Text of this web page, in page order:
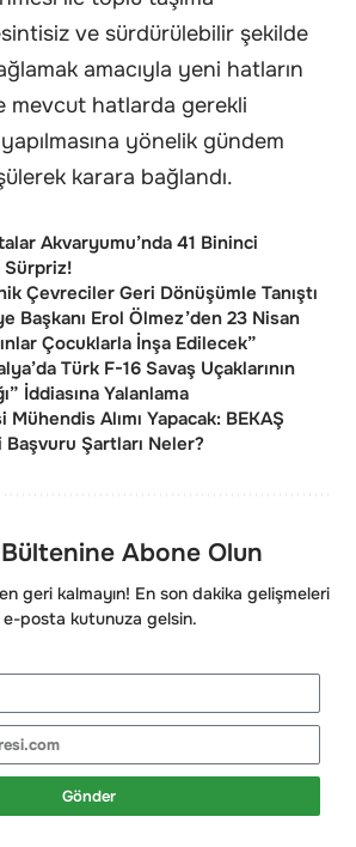
ve sürdürülebilir şekilde
amacıyla yeni hatların
mevcut hatlarda gerekli
yönelik gündem
karara bağlandı.
Akvaryumu’nda 41 Bininci
Çevreciler Geri Dönüşümle Tanıştı
Başkanı Erol Ölmez’den 23 Nisan
Çocuklarla İnşa Edilecek”
Türk F-16 Savaş Uçaklarının
İddiasına Yalanlama
Alımı Yapacak: BEKAŞ
Şartları Neler?
Abone Olun
geri kalmayın! En son dakika gelişmeleri
posta kutunuza gelsin.
Gönder